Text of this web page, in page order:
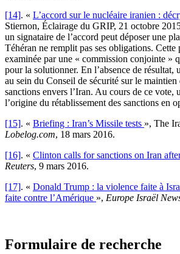
[14]. « L’accord sur le nucléaire iranien :
Stiernon, Éclairage du GRIP, 21 octobre
un signataire de l’accord peut déposer une
Téhéran ne remplit pas ses obligations. Cette
examinée par une « commission conjointe »
pour la solutionner. En l’absence de résultat,
au sein du Conseil de sécurité sur le maintien
sanctions envers l’Iran. Au cours de ce vote,
l’origine du rétablissement des sanctions en
[15]. « Briefing : Iran’s Missile tests », The
Lobelog.com, 18 mars 2016.
[16]. « Clinton calls for sanctions on Iran
Reuters, 9 mars 2016.
[17]. « Donald Trump : la violence faite à
faite contre l’Amérique », Europe Israël
Formulaire de recherche